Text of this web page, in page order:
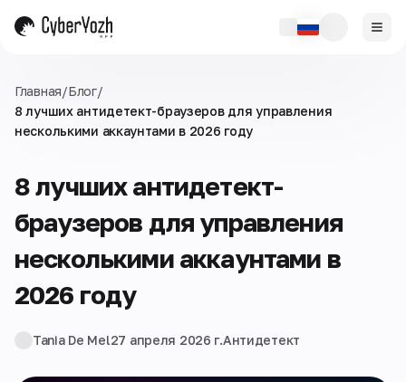
Главная/Блог/
8 лучших антидетект-браузеров для управления
несколькими аккаунтами в 2026 году
8 лучших антидетект-
браузеров для управления
несколькими аккаунтами в
2026 году
Tania De Mel27 апреля 2026 г.Антидетект